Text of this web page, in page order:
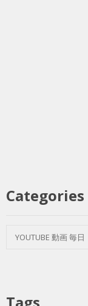
Categories
YOUTUBE 動画 毎日